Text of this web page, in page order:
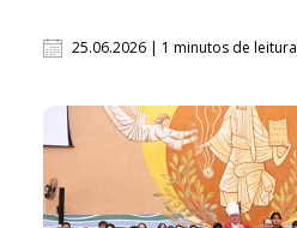
25.06.2026 | 1 minutos de leitura